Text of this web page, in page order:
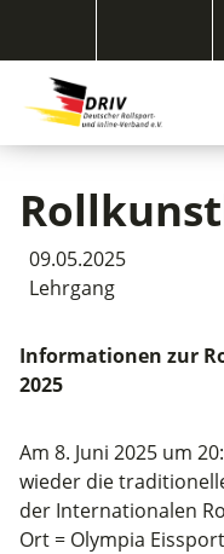
09.05.2025
Lehrgang
Informationen zur
2025
Am 8. Juni 2025 um
wieder die
der Internationalen
Ort = Olympia